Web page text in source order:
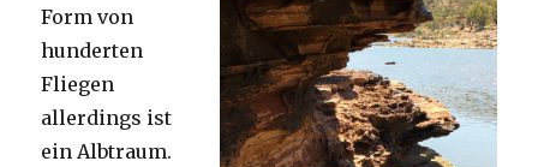
Form von
hunderten
Fliegen
allerdings ist
ein Albtraum.